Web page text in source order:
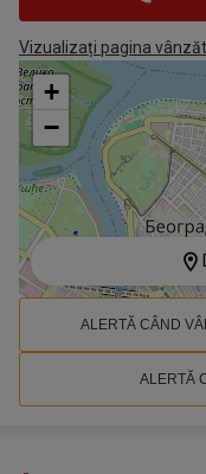
Vizualizați pagina
+
−
ALERTĂ CÂND
ALERTĂ